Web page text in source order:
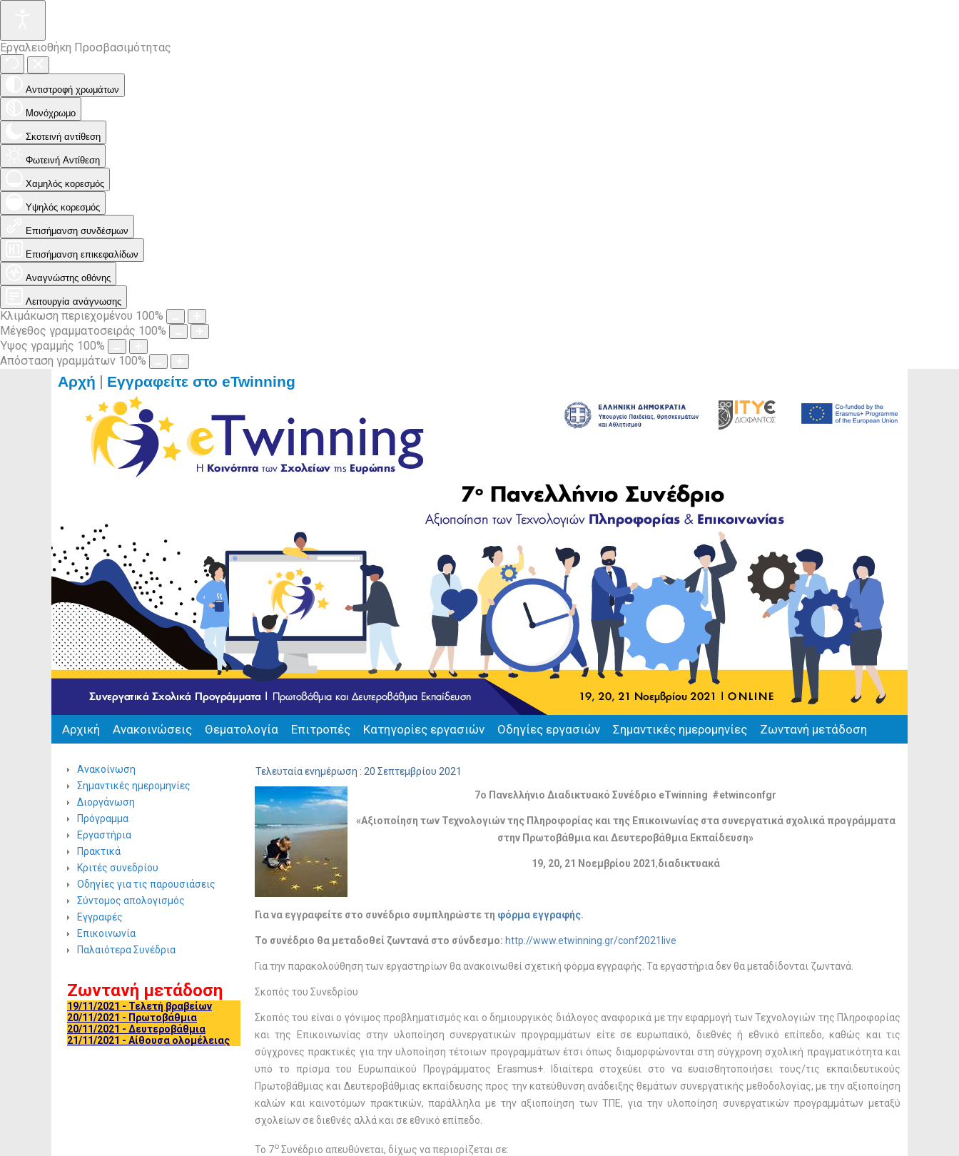
Εργαλειοθήκη Προσβασιμότητας
Αντιστροφή χρωμάτων
Μονόχρωμο
Σκοτεινή αντίθεση
Φωτεινή Αντίθεση
Χαμηλός κορεσμός
Υψηλός κορεσμός
Επισήμανση συνδέσμων
Επισήμανση επικεφαλίδων
Αναγνώστης οθόνης
Λειτουργία ανάγνωσης
Κλιμάκωση περιεχομένου 100%
Μέγεθος γραμματοσειράς 100%
Ύψος γραμμής 100%
Απόσταση γραμμάτων 100%
Αρχή | Εγγραφείτε στο eTwinning
Αρχική Ανακοινώσεις Θεματολογία Επιτροπές Κατηγορίες εργασιών Οδηγίες εργασιών Σημαντικές ημερομηνίες Ζωντανή μετάδοση
Ανακοίνωση
Σημαντικές ημερομηνίες
Διοργάνωση
Πρόγραμμα
Εργαστήρια
Πρακτικά
Κριτές συνεδρίου
Οδηγίες για τις παρουσιάσεις
Σύντομος απολογισμός
Εγγραφές
Επικοινωνία
Παλαιότερα Συνέδρια
Ζωντανή μετάδοση
19/11/2021 - Τελετή βραβείων
20/11/2021 - Πρωτοβάθμια
20/11/2021 - Δευτεροβάθμια
21/11/2021 - Αίθουσα ολομέλειας
Τελευταία ενημέρωση : 20 Σεπτεμβρίου 2021
7ο Πανελλήνιο Διαδικτυακό Συνέδριο eTwinning #etwinconfgr
«Αξιοποίηση των Τεχνολογιών της Πληροφορίας και της Επικοινωνίας στα συνεργατικά σχολικά προγράμματα
στην Πρωτοβάθμια και Δευτεροβάθμια Εκπαίδευση»
19, 20, 21 Νοεμβρίου 2021,διαδικτυακά
Για να εγγραφείτε στο συνέδριο συμπληρώστε τη φόρμα εγγραφής.
Το συνέδριο θα μεταδοθεί ζωντανά στο σύνδεσμο: http://www.etwinning.gr/conf2021live
Για την παρακολούθηση των εργαστηρίων θα ανακοινωθεί σχετική φόρμα εγγραφής. Τα εργαστήρια δεν θα μεταδίδονται ζωντανά.
Σκοπός του Συνεδρίου
Σκοπός του είναι ο γόνιμος προβληματισμός και ο δημιουργικός διάλογος αναφορικά με την εφαρμογή των Τεχνολογιών της Πληροφορίας
και της Επικοινωνίας στην υλοποίηση συνεργατικών προγραμμάτων είτε σε ευρωπαϊκό, διεθνές ή εθνικό επίπεδο, καθώς και τις
σύγχρονες πρακτικές για την υλοποίηση τέτοιων προγραμμάτων έτσι όπως διαμορφώνονται στη σύγχρονη σχολική πραγματικότητα και
υπό το πρίσμα του Ευρωπαϊκού Προγράμματος Erasmus+. Ιδιαίτερα στοχεύει στο να ευαισθητοποιήσει τους/τις εκπαιδευτικούς
Πρωτοβάθμιας και Δευτεροβάθμιας εκπαίδευσης προς την κατεύθυνση ανάδειξης θεμάτων συνεργατικής μεθοδολογίας, με την αξιοποίηση
καλών και καινοτόμων πρακτικών, παράλληλα με την αξιοποίηση των ΤΠΕ, για την υλοποίηση συνεργατικών προγραμμάτων μεταξύ
σχολείων σε διεθνές αλλά και σε εθνικό επίπεδο.
Το 7ο Συνέδριο απευθύνεται, δίχως να περιορίζεται σε: